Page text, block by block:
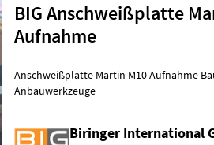
BIG Anschweißplatte
Aufnahme
Anschweißplatte Martin M10 Aufnahme
Anbauwerkzeuge
Biringer International